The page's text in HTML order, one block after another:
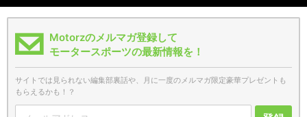
Motorzのメルマガ登録して
モータースポーツの最新情報を！
サイトでは見られない編集部裏話や、月に一度のメルマガ限定豪華プレゼントも
もらえるかも！？